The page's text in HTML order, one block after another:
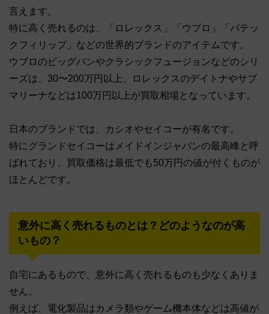
言えます。
特に高く売れるのは、「ロレックス」「ウブロ」「パテッ
クフィリップ」などの世界的ブランドのアイテムです。
ウブロのビッグバンやクラシックフュージョンなどのシリ
ーズは、30〜200万円以上、ロレックスのデイトナやサブ
マリーナなどは100万円以上が買取相場となっています。
日本のブランドでは、カシオやセイコーが有名です。
特にグランドセイコーはメイドインジャパンの最高峰と呼
ばれており、買取価格は最低でも50万円の値が付くものが
ほとんどです。
意外に高く売れるものとは？どのようなのが高
いもの？
自宅にあるもので、意外に高く売れるものも少なくありま
せん。
例えば、電化製品はカメラ類やゲーム機本体などは高値が